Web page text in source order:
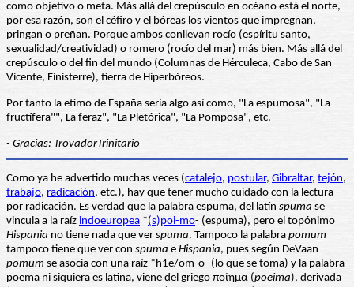
como objetivo o meta. Más allá del crepúsculo en océano está el norte,
por esa razón, son el céfiro y el bóreas los vientos que impregnan,
pringan o preñan. Porque ambos conllevan rocío (espíritu santo,
sexualidad/creatividad) o romero (rocío del mar) más bien. Más allá del
crepúsculo o del fin del mundo (Columnas de Hérculeca, Cabo de San
Vicente, Finisterre), tierra de Hiperbóreos.
Por tanto la etimo de España sería algo así como, "La espumosa", "La
fructífera"", La feraz", "La Pletórica", "La Pomposa", etc.
- Gracias: TrovadorTrinitario
Como ya he advertido muchas veces (catalejo, postular, Gibraltar, tejón,
trabajo, radicación, etc.), hay que tener mucho cuidado con la lectura
por radicación. Es verdad que la palabra espuma, del latín spuma se
vincula a la raíz indoeuropea *(s)poi-mo- (espuma), pero el topónimo
Hispania no tiene nada que ver spuma. Tampoco la palabra pomum
tampoco tiene que ver con spuma e Hispania, pues según DeVaan
pomum se asocia con una raíz *h1e/om-o- (lo que se toma) y la palabra
poema ni siquiera es latina, viene del griego ποίημα (poeima), derivada